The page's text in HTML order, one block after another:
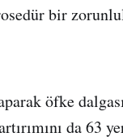
bir
öfke
da 63